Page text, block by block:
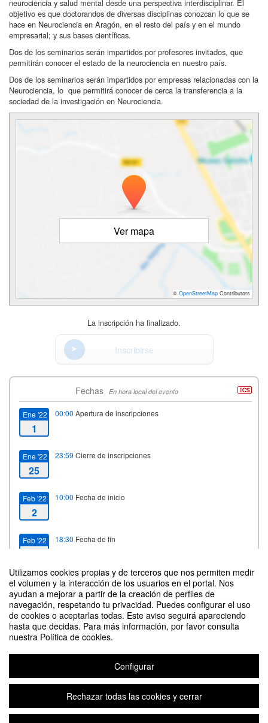
Utilizamos cookies propias y de terceros que nos permiten medir
el volumen y la interacción de los usuarios en el portal. Nos
ayudan a mejorar a partir de la creación de perfiles de
navegación, respetando tu privacidad. Puedes configurar el uso
de cookies o aceptarlas todas. Este aviso seguirá apareciendo
hasta que decidas. Para más información, por favor consulta
nuestra Política de cookies.
Configurar
Rechazar todas las cookies y cerrar
neurociencia y salud mental desde una perspectiva interdisciplinar. El
objetivo es que doctorandos de diversas disciplinas conozcan lo que se
hace en Neurociencia en Aragón, en el resto del país y en el mundo
empresarial; y sus bases científicas.
Dos de los seminarios serán impartidos por profesores invitados, que
permitirán conocer el estado de la neurociencia en nuestro país.
Dos de los seminarios serán impartidos por empresas relacionadas con la
Neurociencia, lo que permitirá conocer de cerca la transferencia a la
sociedad de la investigación en Neurociencia.
Ver mapa
© OpenStreetMap Contributors
La inscripción ha finalizado.
Inscribirse
Fechas En hora local del evento
Ene '22
1
00:00 Apertura de inscripciones
Ene '22
25
23:59 Cierre de inscripciones
Feb '22
2
10:00 Fecha de inicio
Feb '22 18:30 Fecha de fin
Contacto
Actividad transversal, curso 2021-2022: NEUROCIENCIAS Y SALUD
MENTAL
Organizado por Escuela de Doctorado Universidad de Zaragoza